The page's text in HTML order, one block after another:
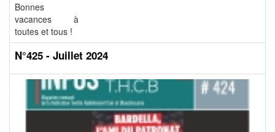
Bonnes
vacances à
toutes et tous !
N°425 - Juillet 2024